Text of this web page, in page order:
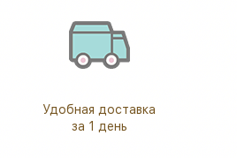
Удобная доставка
за 1 день